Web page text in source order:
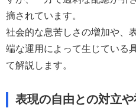
摘されています。
社会的な息苦しさの増加や、
端な運用によって生じている
て解説します。
表現の自由との対立